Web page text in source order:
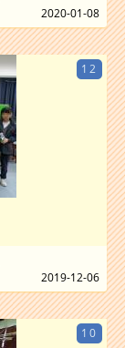
2020-01-08
12
2019-12-06
10